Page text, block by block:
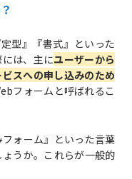
型』『書式』といった
は、主にユーザーから
スへの申し込みのため
フォームと呼ばれるこ
フォーム』といった言葉
うか。これらが一般的